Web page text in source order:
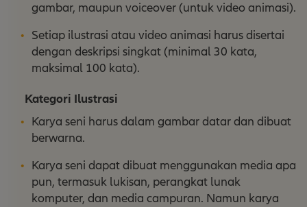
gambar, maupun voiceover (untuk video animasi).
Setiap ilustrasi atau video animasi harus disertai
dengan deskripsi singkat (minimal 30 kata,
maksimal 100 kata).
Kategori Ilustrasi
Karya seni harus dalam gambar datar dan dibuat
berwarna.
Karya seni dapat dibuat menggunakan media apa
pun, termasuk lukisan, perangkat lunak
komputer, dan media campuran. Namun karya